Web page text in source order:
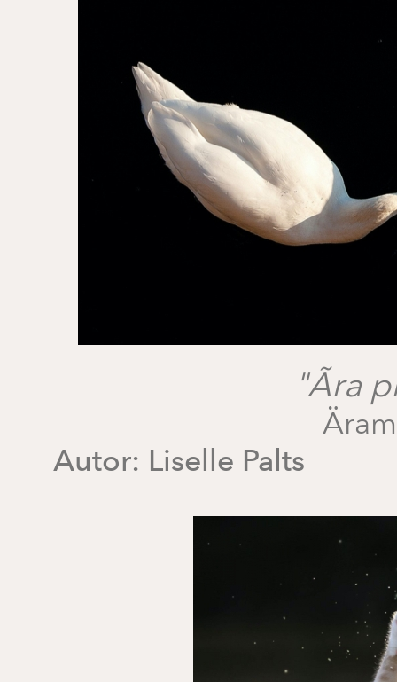
"Ãra
Autor: Liselle Palts